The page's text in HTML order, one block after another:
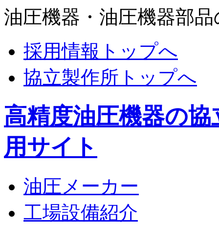
油圧機器・油圧機器部
採用情報トップへ
協立製作所トップへ
高精度油圧機器の
用サイト
油圧メーカー
工場設備紹介